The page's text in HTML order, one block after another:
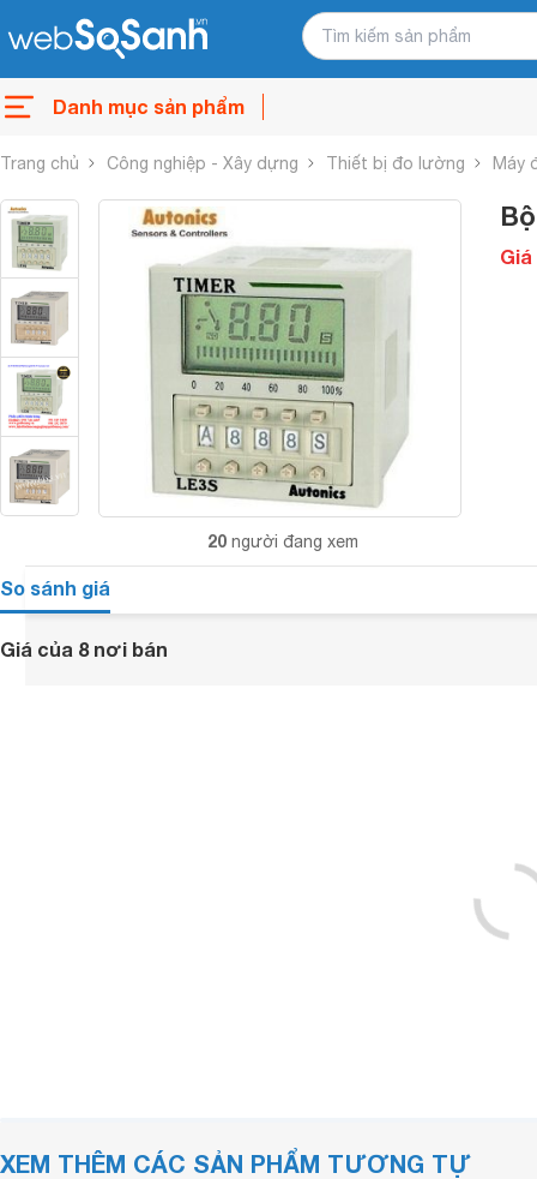
Danh mục sản phẩm
Trang chủ Công nghiệp - Xây dựng Thiết bị đo lường Máy
20 người đang xem
So sánh giá
Giá của 8 nơi bán
XEM THÊM CÁC SẢN PHẨM TƯƠNG TỰ